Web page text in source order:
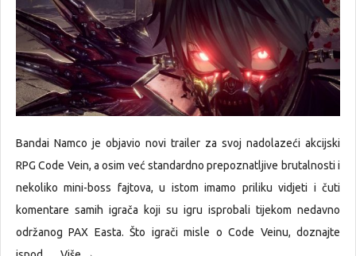
Bandai Namco je objavio novi trailer za svoj nadolazeći akcijski
RPG Code Vein, a osim već standardno prepoznatljive brutalnosti i
nekoliko mini-boss fajtova, u istom imamo priliku vidjeti i čuti
komentare samih igrača koji su igru isprobali tijekom nedavno
održanog PAX Easta. Što igrači misle o Code Veinu, doznajte